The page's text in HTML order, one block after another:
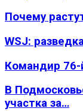
Почему
WSJ:
Командир
В
участка за…